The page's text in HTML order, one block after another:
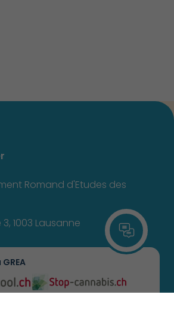
Romand d'Etudes des
1003 Lausanne